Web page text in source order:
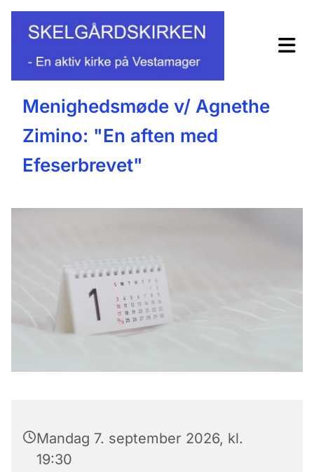
Menighedsmøde v/ Agnethe
Zimino: "En aften med
Efeserbrevet"
Mandag 7. september 2026, kl.
19:30